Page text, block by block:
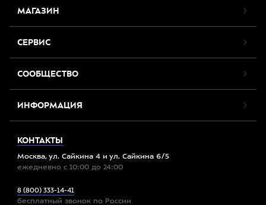
МАГАЗИН
СЕРВИС
СООБЩЕСТВО
ИНФОРМАЦИЯ
КОНТАКТЫ
Москва, ул. Сайкина 4 и ул. Сайкина 6/5
ежедневно с 10:00 до 24:00
8 (800) 333-14-41
бесплатный звонок по России